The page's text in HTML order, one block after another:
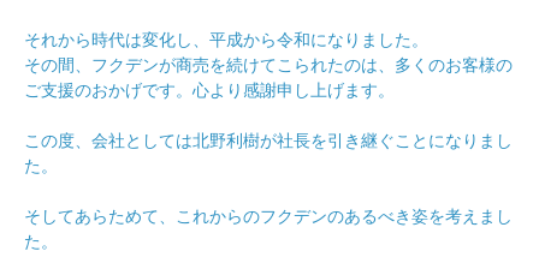
それから時代は変化し、平成から令和になりました。
その間、フクデンが商売を続けてこられたのは、多くのお客様の
ご支援のおかげです。心より感謝申し上げます。
この度、会社としては北野利樹が社長を引き継ぐことになりまし
た。
そしてあらためて、これからのフクデンのあるべき姿を考えまし
た。